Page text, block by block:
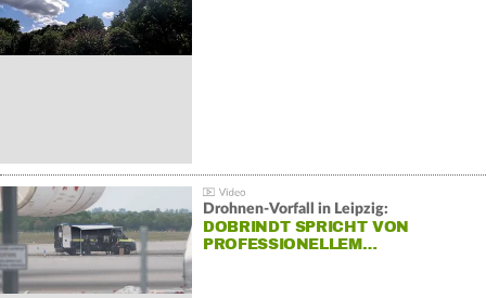
Drohnen-Vorfall in Leipzig:
DOBRINDT SPRICHT VON
PROFESSIONELLEM…